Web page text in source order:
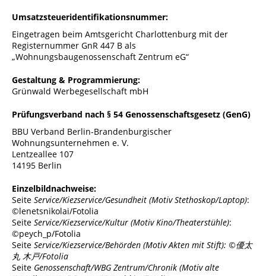
Umsatzsteueridentifikationsnummer:
Eingetragen beim Amtsgericht Charlottenburg mit der
Registernummer GnR 447 B als
„Wohnungsbaugenossenschaft Zentrum eG“
Gestaltung & Programmierung:
Grünwald Werbegesellschaft mbH
Prüfungsverband nach § 54 Genossenschaftsgesetz (GenG)
BBU Verband Berlin-Brandenburgischer
Wohnungsunternehmen e. V.
Lentzeallee 107
14195 Berlin
Einzelbildnachweise:
Seite Service/Kiezservice/Gesundheit (Motiv Stethoskop/Laptop):
©lenetsnikolai/Fotolia
Seite Service/Kiezservice/Kultur (Motiv Kino/Theaterstühle):
©peych_p/Fotolia
Seite Service/Kiezservice/Behörden (Motiv Akten mit Stift): ©優太
丸 木戸/Fotolia
Seite Genossenschaft/WBG Zentrum/Chronik (Motiv alte